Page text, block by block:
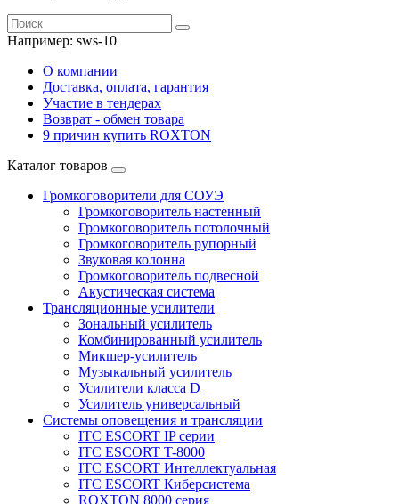
Например: sws-10
О компании
Доставка, оплата, гарантия
Участие в тендерах
Возврат - обмен товара
9 причин купить ROXTON
Каталог товаров
Громкоговорители для СОУЭ
Громкоговоритель настенный
Громкоговоритель потолочный
Громкоговоритель рупорный
Звуковая колонна
Громкоговоритель подвесной
Акустическая система
Трансляционные усилители
Зональный усилитель
Комбинированный усилитель
Микшер-усилитель
Музыкальный усилитель
Усилители класса D
Усилитель универсальный
Системы оповещения и трансляции
ITC ESCORT IP серии
ITC ESCORT T-8000
ITC ESCORT Интеллектуальная
ITC ESCORT Киберсистема
ROXTON 8000 серия